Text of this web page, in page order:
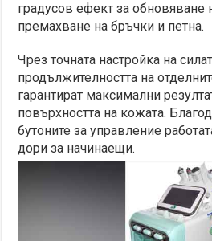
градусов ефект за обновяване
премахване на бръчки и петна.
Чрез точната настройка на
продължителността на
гарантират максимални
повърхността на кожата.
бутоните за управление
дори за начинаещи.